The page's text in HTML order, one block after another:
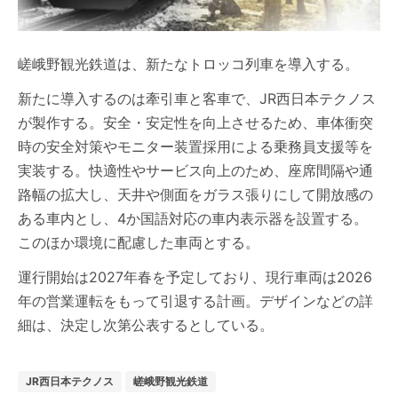
嵯峨野観光鉄道は、新たなトロッコ列車を導入する。
新たに導入するのは牽引車と客車で、JR西日本テクノス
が製作する。安全・安定性を向上させるため、車体衝突
時の安全対策やモニター装置採用による乗務員支援等を
実装する。快適性やサービス向上のため、座席間隔や通
路幅の拡大し、天井や側面をガラス張りにして開放感の
ある車内とし、4か国語対応の車内表示器を設置する。
このほか環境に配慮した車両とする。
運行開始は2027年春を予定しており、現行車両は2026
年の営業運転をもって引退する計画。デザインなどの詳
細は、決定し次第公表するとしている。
JR西日本テクノス 嵯峨野観光鉄道